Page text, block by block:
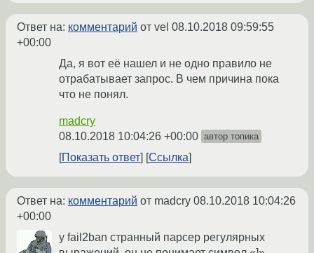
Ответ на: комментарий от vel 08.10.2018 09:59:55
+00:00
Да, я вот её нашел и не одно правило не
отрабатывает запрос. В чем причина пока
что не понял.
madcry
08.10.2018 10:04:26 +00:00 автор топика
Показать ответ Ссылка
Ответ на: комментарий от madcry 08.10.2018 10:04:26
+00:00
у fail2ban странный парсер регулярных